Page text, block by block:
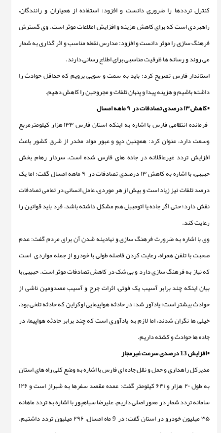
کنترل ترددها را ضروری دانست و افزود: استفاده از همیاران و رانندگان،
راهبردی است که برای کاهش هزینه و افزایش اطلاعات موثر است. وی گسترش
فرهنگ سازی را موثر دانست و افزود: مدارس نقطه مناسب و اثر گذاری به شمار
می روند و رسانه ها ظرفیت مناسبی برای اطلاع رسانی دارند.
استاندار فارس تصریح کرد: باید به سمت و سویی برویم که حداقل حوادث را
داشته باشیم و هزینه پیدا و پنهان تلفات و مجروحین را کاهش دهیم.
*کاهش ۱۳ درصدی تصادفات در
۹ ماهه امسال
فرمانده انتظامی فارس با اشاره به اینکه استان فارس
۱۳۳ هزار کیلومترمربع
وسعت دارد، عنوان کرد: همچنین دپو و عبور مواد مخدر از شرق کشور باعث
افزایش تردد غیرعاقلانه در جاده های فارس شده است. سردار رهام بخش
حبیبی، با اشاره به کاهش ۱۳ درصدی تصادفات در
۹ ماهه امسال گفت:
اما یک
درصد تلفات نیز زیاد است و بیش از هر موردی، عامل انسانی در تمامی تصادفات
نقش دارد؛ حتی اگر جاده یا اتومبیل هم مشکل داشته باشد، فرد باید قوانین را
رعایت کند.
وی با اشاره به ضرورت فرهنگ سازی و نهادینه شدن آن برای مردم گفت: عدم
صحبت با تلفن همراه، رعایت کردن فاصله طولی با خودرو از جمله مواردی است
که نیاز به فرهنگ سازی دارد و بی شک در کاهش تصادفات موثر است. حبیبی با
بیان اینکه چند برابر آسیب یک فوتی، اثرات جرح و آسیب مصدومین ناشی از
حوادث بیشتر است؛ یادآور شد: در حادثه هواپیمایی اوکراین که حادثه تلخی بود،
خیلی ها نگران شدند، اما لازم به یادآوری است که چند برابر حادثه هواپیما، در
جاده ها حوادث و کشته داریم.
*افزایش 13 درصدی سرعت غیرمجاز
مدیرکل راهداری و حمل و نقل جاده ای فارس با اشاره به وضع کلی راه های استان
به طول ۲۰ هزار و ۶۴۱ کیلومتر گفت: عمده مقصد سفرها به شیراز است و ۱۲۶
سامانه تردد شمار در محور اصلی داریم. علیرضا سیاهپور با اشاره به تردد ماهانه
۳۵ میلیون خودرو در استان گفت: در 9 ماه امسال، ۲۹۶ میلیون تردد داشتیم.